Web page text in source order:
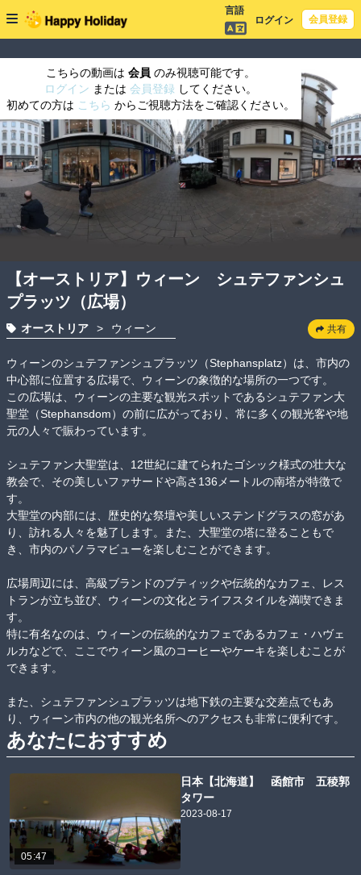
言語
ログイン
会員登録
こちらの動画は 会員 のみ視聴可能です。
ログイン または 会員登録 してください。
初めての方は こちら からご視聴方法をご確認ください。
【オーストリア】ウィーン シュテファンシュ
プラッツ（広場）
オーストリア > ウィーン 共有
ウィーンのシュテファンシュプラッツ（Stephansplatz）は、市内の
中心部に位置する広場で、ウィーンの象徴的な場所の一つです。
この広場は、ウィーンの主要な観光スポットであるシュテファン大
聖堂（Stephansdom）の前に広がっており、常に多くの観光客や地
元の人々で賑わっています。
シュテファン大聖堂は、12世紀に建てられたゴシック様式の壮大な
教会で、その美しいファサードや高さ136メートルの南塔が特徴で
す。
大聖堂の内部には、歴史的な祭壇や美しいステンドグラスの窓があ
り、訪れる人々を魅了します。また、大聖堂の塔に登ることもで
き、市内のパノラマビューを楽しむことができます。
広場周辺には、高級ブランドのブティックや伝統的なカフェ、レス
トランが立ち並び、ウィーンの文化とライフスタイルを満喫できま
す。
特に有名なのは、ウィーンの伝統的なカフェであるカフェ・ハヴェ
ルカなどで、ここでウィーン風のコーヒーやケーキを楽しむことが
できます。
また、シュテファンシュプラッツは地下鉄の主要な交差点でもあ
り、ウィーン市内の他の観光名所へのアクセスも非常に便利です。
あなたにおすすめ
05:47
日本【北海道】 函館市 五稜郭
タワー
2023-08-17